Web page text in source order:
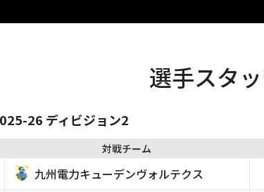
選手スタ
26 ディビジョン2
対戦チーム
九州電力キューデンヴォルテクス